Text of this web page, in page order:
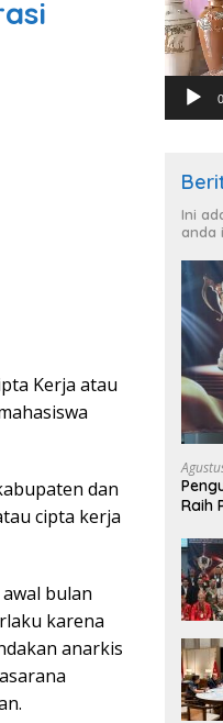
Kerja atau
dan
cipta kerja
bulan
karena
anarkis
Ini
anda
Raih